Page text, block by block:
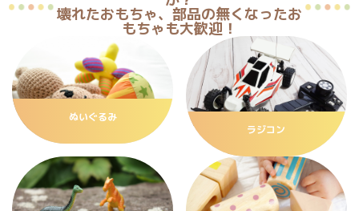
壊れたおもちゃ、部品の無くなったお
もちゃも大歓迎！
ぬいぐるみ
ラジコン